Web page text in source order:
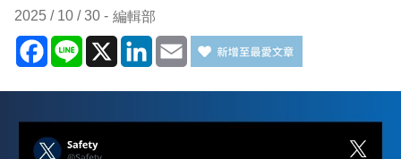
2025 / 10 / 30 編輯部
Facebook
Line X LinkedIn
Email